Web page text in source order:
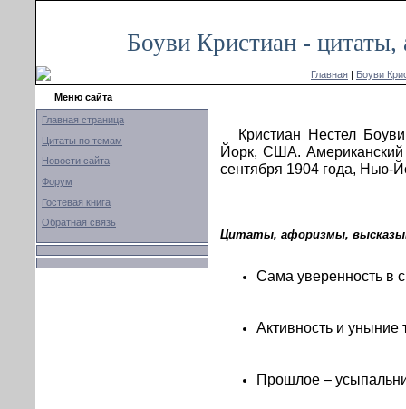
Боуви Кристиан -
Главная | Боуви
Меню сайта
Главная страница
Цитаты по темам
Новости сайта
Форум
Гостевая книга
Обратная связь
Кристиан Нестел
Йорк, США. Американский
сентября 1904 года, Нью-
Цитаты, афоризмы,
Сама уверенность в
Активность и уныние
Прошлое –